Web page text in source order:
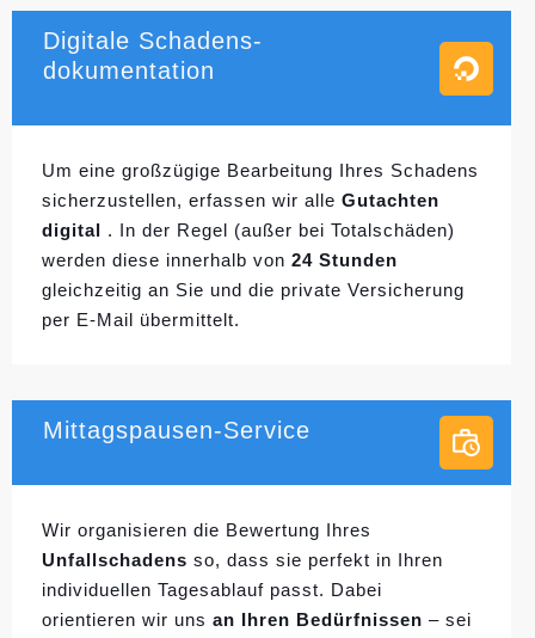
Digitale Schadens-
dokumentation
Um eine großzügige Bearbeitung Ihres Schadens
sicherzustellen, erfassen wir alle Gutachten
digital . In der Regel (außer bei Totalschäden)
werden diese innerhalb von 24 Stunden
gleichzeitig an Sie und die private Versicherung
per E-Mail übermittelt.
Mittagspausen-Service
Wir organisieren die Bewertung Ihres
Unfallschadens so, dass sie perfekt in Ihren
individuellen Tagesablauf passt. Dabei
orientieren wir uns an Ihren Bedürfnissen – sei